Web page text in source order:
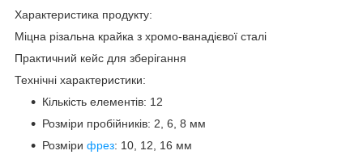
Характеристика продукту:
Міцна різальна крайка з хромо-ванадієвої сталі
Практичний кейс для зберігання
Технічні характеристики:
Кількість елементів: 12
Розміри пробійників: 2, 6, 8 мм
Розміри фрез: 10, 12, 16 мм